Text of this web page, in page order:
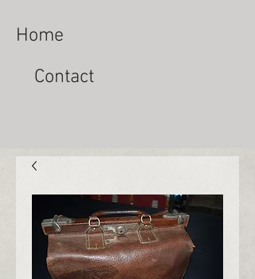
Home
Contact